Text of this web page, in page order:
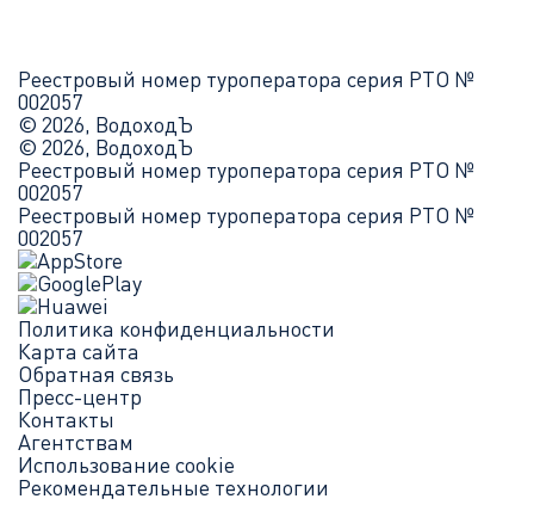
Реестровый номер туроператора серия РТО №
002057
© 2026, ВодоходЪ
© 2026, ВодоходЪ
Реестровый номер туроператора серия РТО №
002057
Реестровый номер туроператора серия РТО №
002057
Политика конфиденциальности
Карта сайта
Обратная связь
Пресс-центр
Контакты
Агентствам
Использование cookie
Рекомендательные технологии